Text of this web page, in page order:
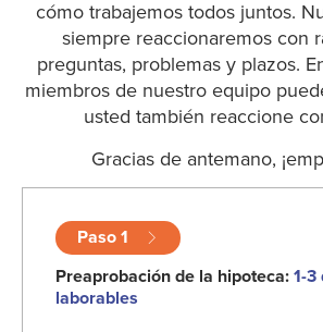
cómo trabajemos todos juntos.
siempre reaccionaremos con
preguntas, problemas y plazos.
miembros de nuestro equipo
usted también reaccione
Gracias de antemano,
Paso 1
Preaprobación de la hipoteca:1-3
laborables